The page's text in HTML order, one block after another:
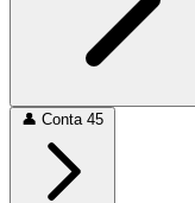
👤 Conta 45